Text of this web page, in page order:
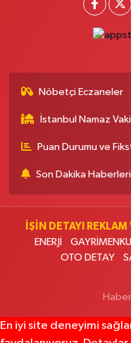
Tokatköy Mahallesi Sultan
Cumhuriyet Mahallesi Nadir
YAKINI
0 (212) 806 15 56
Sümeyra Eczanesi
0 (212) 703 13 50
İnci Eczanesi
0 (212) 655 13 29
Nöbetçi Eczaneler
İstanbul Namaz
Puan Durumu ve
Son Dakika Haberleri
İŞİN DETAYI REKLAM
ENERJİ
OTO DETAY
Haber
En iyi site deneyimi